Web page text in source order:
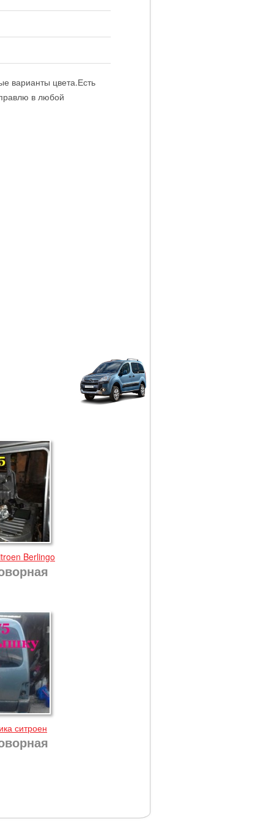
варианты цвета.Есть
в любой
Berlingo
ситроен